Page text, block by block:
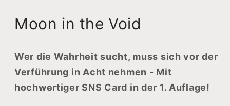
Moon in the Void
Wer die Wahrheit sucht, muss sich vor der
Verführung in Acht nehmen - Mit
hochwertiger SNS Card in der 1. Auflage!